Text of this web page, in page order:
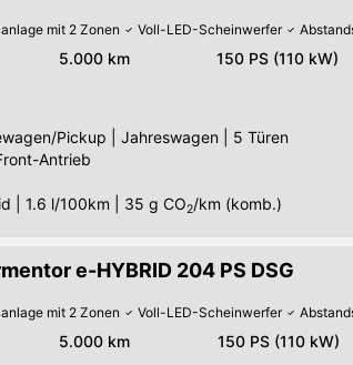
mit 2 Zonen Voll-LED-Scheinwerfer
5.000 km 150 PS (110 kW)
Pickup
Jahreswagen
5 Türen
Antrieb
1.6 l/100km 35 g CO2/km (komb.)
e-HYBRID 204 PS DSG
mit 2 Zonen Voll-LED-Scheinwerfer
5.000 km 150 PS (110 kW)